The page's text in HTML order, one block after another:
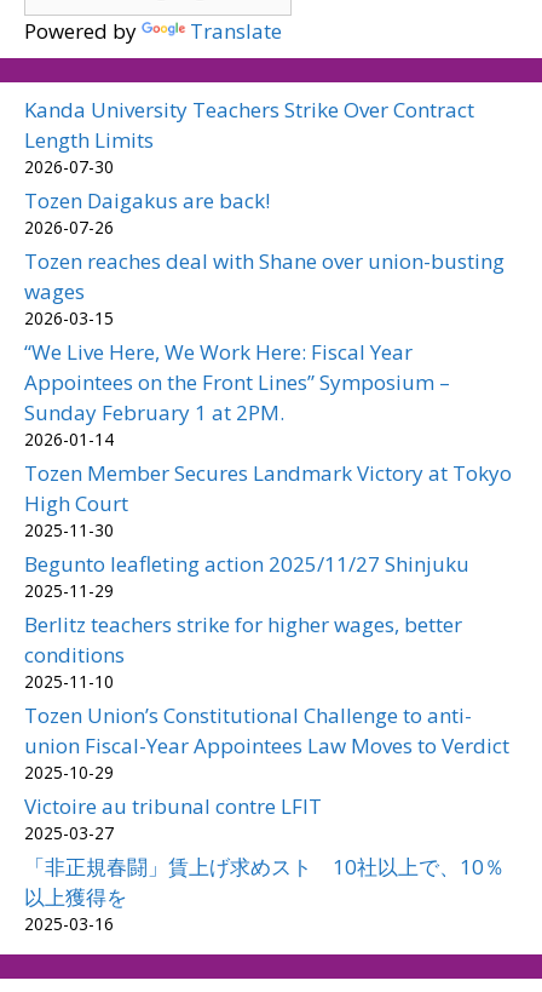
Powered by Translate
Kanda University Teachers Strike Over Contract
Length Limits
2026-07-30
Tozen Daigakus are back!
2026-07-26
Tozen reaches deal with Shane over union-busting
wages
2026-03-15
“We Live Here, We Work Here: Fiscal Year
Appointees on the Front Lines” Symposium –
Sunday February 1 at 2PM.
2026-01-14
Tozen Member Secures Landmark Victory at Tokyo
High Court
2025-11-30
Begunto leafleting action 2025/11/27 Shinjuku
2025-11-29
Berlitz teachers strike for higher wages, better
conditions
2025-11-10
Tozen Union’s Constitutional Challenge to anti-
union Fiscal-Year Appointees Law Moves to Verdict
2025-10-29
Victoire au tribunal contre LFIT
2025-03-27
「非正規春闘」賃上げ求めスト 10社以上で、10％
以上獲得を
2025-03-16